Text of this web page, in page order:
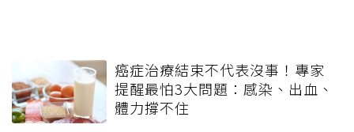
癌症治療結束不代表沒事！專家
提醒最怕3大問題：感染、出血、
體力撐不住